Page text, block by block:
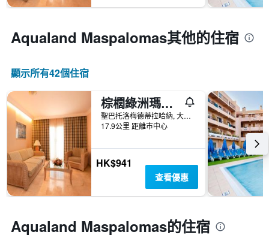
Aqualand Maspalomas​其他的住宿
顯示所有42​個住宿
棕櫚綠洲瑪斯帕洛瑪酒店
聖巴托洛梅德蒂拉哈納, 大加那利島, 西班牙
17.9公里 距離市中心
HK$941
查看優惠
Aqualand Maspalomas的住宿